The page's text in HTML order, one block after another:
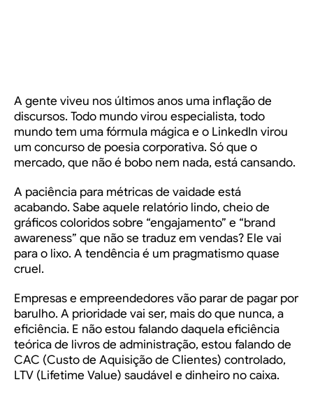
A gente viveu nos últimos anos uma inflação de
discursos. Todo mundo virou especialista, todo
mundo tem uma fórmula mágica e o LinkedIn virou
um concurso de poesia corporativa. Só que o
mercado, que não é bobo nem nada, está cansando.
A paciência para métricas de vaidade está
acabando. Sabe aquele relatório lindo, cheio de
gráficos coloridos sobre “engajamento” e “brand
awareness” que não se traduz em vendas? Ele vai
para o lixo. A tendência é um pragmatismo quase
cruel.
Empresas e empreendedores vão parar de pagar por
barulho. A prioridade vai ser, mais do que nunca, a
eficiência. E não estou falando daquela eficiência
teórica de livros de administração, estou falando de
CAC (Custo de Aquisição de Clientes) controlado,
LTV (Lifetime Value) saudável e dinheiro no caixa.